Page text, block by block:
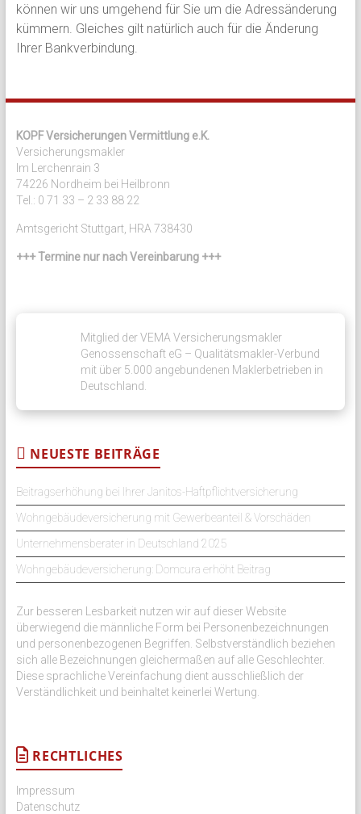
können wir uns umgehend für Sie um die Adressänderung
kümmern. Gleiches gilt natürlich auch für die Änderung
Ihrer Bankverbindung.
KOPF Versicherungen Vermittlung e.K.
Versicherungsmakler
Im Lerchenrain 3
74226 Nordheim bei Heilbronn
Tel.: 0 71 33 – 2 33 88 22
Amtsgericht Stuttgart, HRA 738430
+++ Termine nur nach Vereinbarung +++
Mitglied der VEMA Versicherungsmakler
Genossenschaft eG – Qualitätsmakler-Verbund
mit über 5.000 angebundenen Maklerbetrieben in
Deutschland.
NEUESTE BEITRÄGE
Beitragserhöhung bei Ihrer Janitos-Haftpflichtversicherung
Wohngebäudeversicherung mit Gewerbeanteil & Vorschäden
Unternehmensberater in Deutschland 2025
Wohngebäudeversicherung: Domcura erhöht Beitrag
Zur besseren Lesbarkeit nutzen wir auf dieser Website
überwiegend die männliche Form bei Personenbezeichnungen
und personenbezogenen Begriffen. Selbstverständlich beziehen
sich alle Bezeichnungen gleichermaßen auf alle Geschlechter.
Diese sprachliche Vereinfachung dient ausschließlich der
Verständlichkeit und beinhaltet keinerlei Wertung.
RECHTLICHES
Impressum
Datenschutz